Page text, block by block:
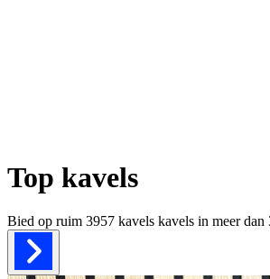
Top kavels
Bied op ruim 3957 kavels kavels in meer dan